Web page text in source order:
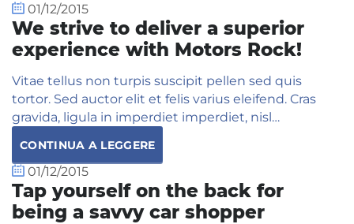
01/12/2015
We strive to deliver a superior
experience with Motors Rock!
Vitae tellus non turpis suscipit pellen sed quis
tortor. Sed auctor elit et felis varius eleifend. Cras
gravida, ligula in imperdiet imperdiet, nisl…
CONTINUA A LEGGERE
01/12/2015
Tap yourself on the back for
being a savvy car shopper